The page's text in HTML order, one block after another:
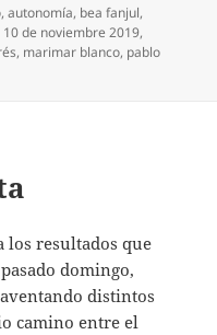
,autonomía, bea fanjul,
de noviembre 2019,
, marimar blanco, pablo
los resultados que
domingo,
distintos
camino entre el